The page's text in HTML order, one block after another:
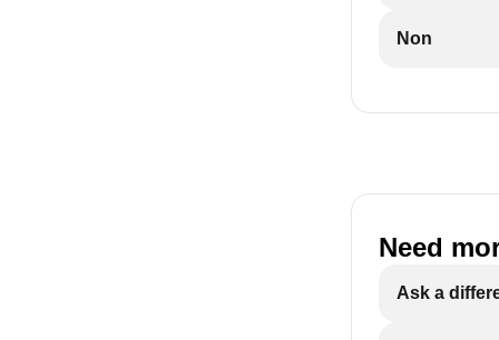
Non
Need
Ask a